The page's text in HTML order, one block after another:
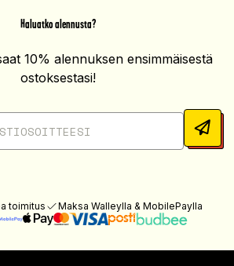
Haluatko alennusta?
10% alennuksen ensimmäisestä
ostoksestasi!
toimitus Maksa Walleylla & MobilePaylla